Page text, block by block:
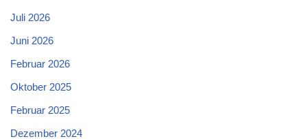
Juli 2026
Juni 2026
Februar 2026
Oktober 2025
Februar 2025
Dezember 2024